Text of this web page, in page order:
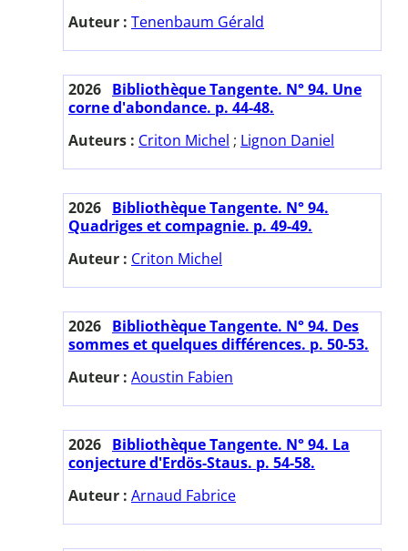
Auteur : Tenenbaum Gérald
2026 Bibliothèque Tangente. N° 94. Une
corne d'abondance. p. 44-48.
Auteurs : Criton Michel ; Lignon Daniel
2026 Bibliothèque Tangente. N° 94.
Quadriges et compagnie. p. 49-49.
Auteur : Criton Michel
2026 Bibliothèque Tangente. N° 94. Des
sommes et quelques différences. p. 50-53.
Auteur : Aoustin Fabien
2026 Bibliothèque Tangente. N° 94. La
conjecture d'Erdös-Staus. p. 54-58.
Auteur : Arnaud Fabrice